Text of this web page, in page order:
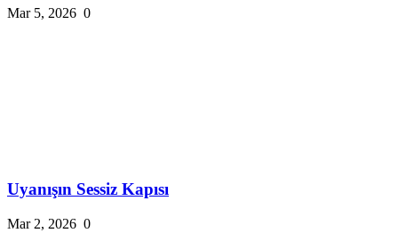
Mar 5, 2026 0
Uyanışın Sessiz Kapısı
Mar 2, 2026 0